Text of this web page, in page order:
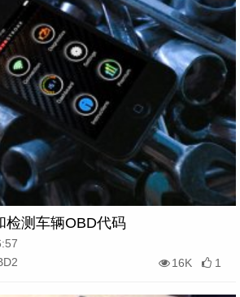
检测车辆OBD代码
16K 1